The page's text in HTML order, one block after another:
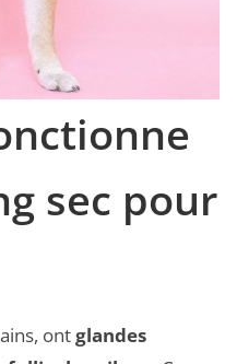
sec pour
ontglandes